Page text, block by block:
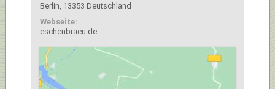
Berlin 13353 Deutschland
Webseite:
eschenbraeu.de